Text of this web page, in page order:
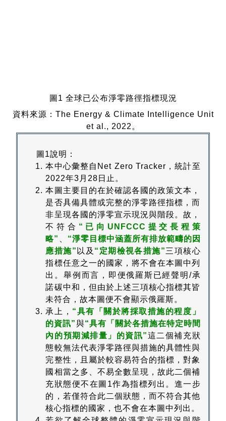
圖1 全球已公布淨零路徑指標現況
資料來源：The Energy & Climate Intelligence Unit
et al., 2022。
圖1說明：
本中心彙整自Net Zero Tracker，統計至
2022年3月28日止。
本圖主要目的在於確認各國的政策文本，
是否具備具體或完整的淨零路徑指標，而
非呈現各國的淨零宣示現況與階段。故，
不符合 “已向UNFCCC提交長程策
略”
“淨零目標中涵蓋所有排放範疇的因
應措施” 以及 “定期檢視各措施”三項核心
指標任意之一的國家，將不會在本圖中列
出。舉例而言，即便俄羅斯已經聲明/承
諾碳中和，但由於上述三項核心指標其皆
未符合，故本圖便不會顯示俄羅斯。
承上， “具有「關於將採取措施的程度」
的資訊”與“具有「關於各措施在特定時間
內的預期減排量」的資訊”這二個補充狀
態較無法代表淨零路徑與措施的具體性與
完整性，且屬於較容易符合的指標，對象
國相當之多、不易全數呈現，故此二個補
充狀態便不在圖1作為指標列出。進一步
的，若僅符合此二個狀態，而不符合其他
核心指標的國家，也不會在本圖中列出。